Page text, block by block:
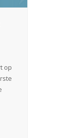
op